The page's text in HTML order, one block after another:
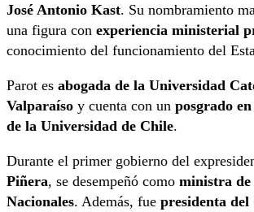
José Antonio Kast. Su nombramiento
una figura con experiencia ministerial
conocimiento del funcionamiento del
Parot es abogada de la Universidad
Valparaíso y cuenta con un posgrado
de la Universidad de Chile.
Durante el primer gobierno del
Piñera, se desempeñó como ministra de
Nacionales. Además, fue presidenta del